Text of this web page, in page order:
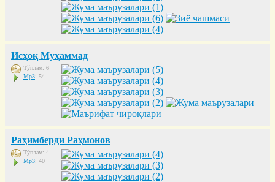
Исҳоқ Муҳаммад
Тўплам: 6
Mp3: 54
Раҳимберди Раҳмонов
Тўплам: 4
Mp3: 40